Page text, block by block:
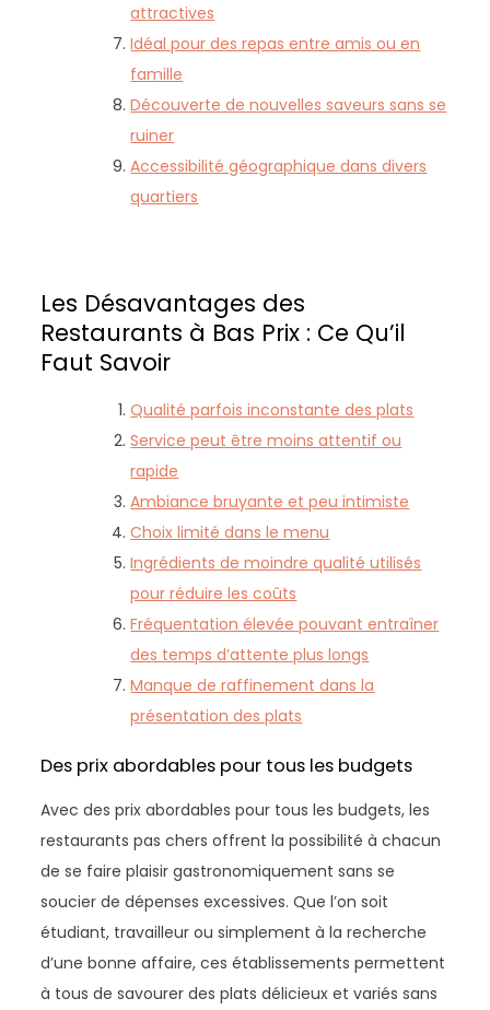
attractives
Idéal pour des repas entre amis ou en
famille
Découverte de nouvelles saveurs sans se
ruiner
Accessibilité géographique dans divers
quartiers
Les Désavantages des
Restaurants à Bas Prix : Ce Qu’il
Faut Savoir
Qualité parfois inconstante des plats
Service peut être moins attentif ou
rapide
Ambiance bruyante et peu intimiste
Choix limité dans le menu
Ingrédients de moindre qualité utilisés
pour réduire les coûts
Fréquentation élevée pouvant entraîner
des temps d’attente plus longs
Manque de raffinement dans la
présentation des plats
Des prix abordables pour tous les budgets
Avec des prix abordables pour tous les budgets, les
restaurants pas chers offrent la possibilité à chacun
de se faire plaisir gastronomiquement sans se
soucier de dépenses excessives. Que l’on soit
étudiant, travailleur ou simplement à la recherche
d’une bonne affaire, ces établissements permettent
à tous de savourer des plats délicieux et variés sans